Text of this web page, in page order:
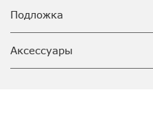
Подложка
Аксессуары